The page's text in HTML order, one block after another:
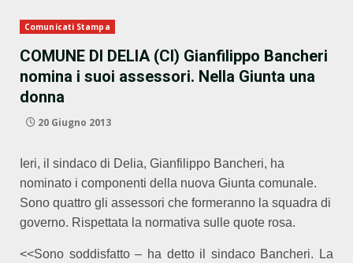
Comunicati Stampa
COMUNE DI DELIA (Cl) Gianfilippo Bancheri
nomina i suoi assessori. Nella Giunta una
donna
20 Giugno 2013
Ieri, il sindaco di Delia, Gianfilippo Bancheri, ha
nominato i componenti della nuova Giunta comunale.
Sono quattro gli assessori che formeranno la squadra di
governo. Rispettata la normativa sulle quote rosa.
<<Sono soddisfatto – ha detto il sindaco Bancheri. La